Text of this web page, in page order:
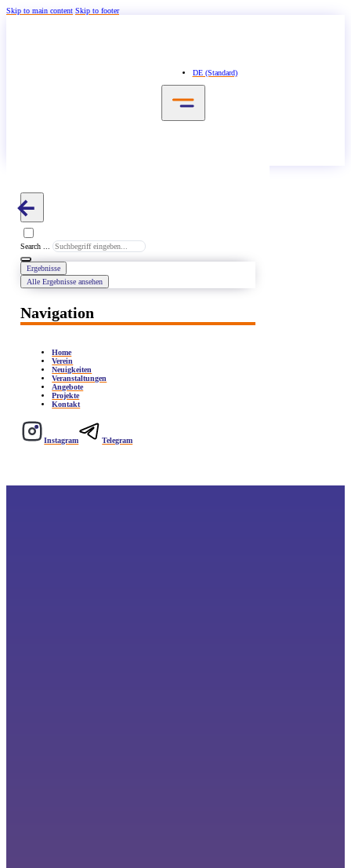
Skip to main content Skip to footer
DE (Standard)
Search ...
Ergebnisse
Alle Ergebnisse ansehen
Navigation
Home
Verein
Neuigkeiten
Veranstaltungen
Angebote
Projekte
Kontakt
Instagram Telegram